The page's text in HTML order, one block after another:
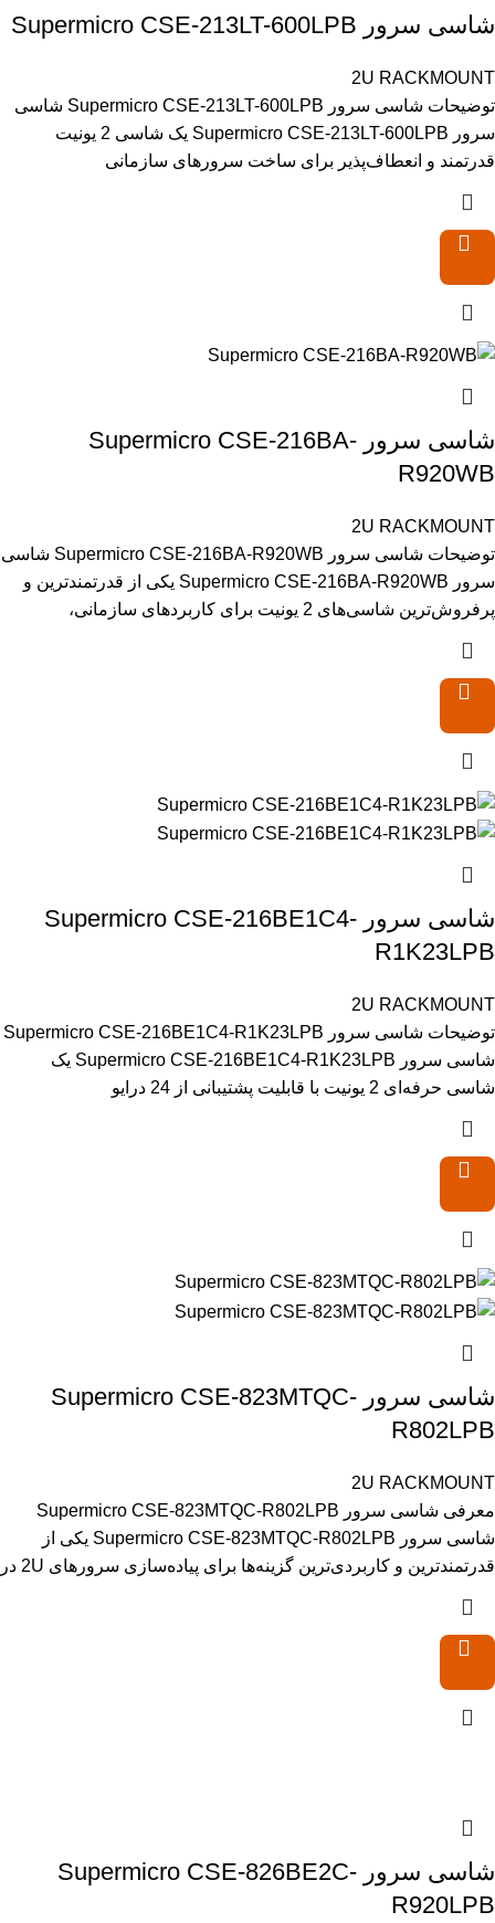
شاسی سرور Supermicro CSE-213LT-600LPB
2U RACKMOUNT
توضیحات شاسی سرور Supermicro CSE-213LT-600LPB شاسی
سرور Supermicro CSE-213LT-600LPB یک شاسی 2 یونیت
قدرتمند و انعطاف‌پذیر برای ساخت سرورهای سازمانی
شاسی سرور Supermicro CSE-216BA-
R920WB
2U RACKMOUNT
توضیحات شاسی سرور Supermicro CSE-216BA-R920WB شاسی
سرور Supermicro CSE-216BA-R920WB یکی از قدرتمندترین و
پرفروش‌ترین شاسی‌های 2 یونیت برای کاربردهای سازمانی،
شاسی سرور Supermicro CSE-216BE1C4-
R1K23LPB
2U RACKMOUNT
توضیحات شاسی سرور Supermicro CSE-216BE1C4-R1K23LPB
شاسی سرور Supermicro CSE-216BE1C4-R1K23LPB یک
شاسی حرفه‌ای 2 یونیت با قابلیت پشتیبانی از 24 درایو
شاسی سرور Supermicro CSE-823MTQC-
R802LPB
2U RACKMOUNT
معرفی شاسی سرور Supermicro CSE-823MTQC-R802LPB
شاسی سرور Supermicro CSE-823MTQC-R802LPB یکی از
قدرتمندترین و کاربردی‌ترین گزینه‌ها برای پیاده‌سازی سرورهای 2U در
شاسی سرور Supermicro CSE-826BE2C-
R920LPB